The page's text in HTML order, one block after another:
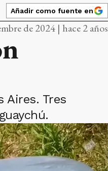
Añadir como fuente en
de 2024 | hace 2 años
Aires. Tres